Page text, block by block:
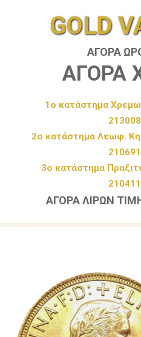
GOLD
ΑΓΟΡΑ
ΑΓΟΡΑ
1ο κατάστημα
2ο κατάστημα Λεωφ.
3ο κατάστημα
ΑΓΟΡΑ ΛΙΡΩΝ